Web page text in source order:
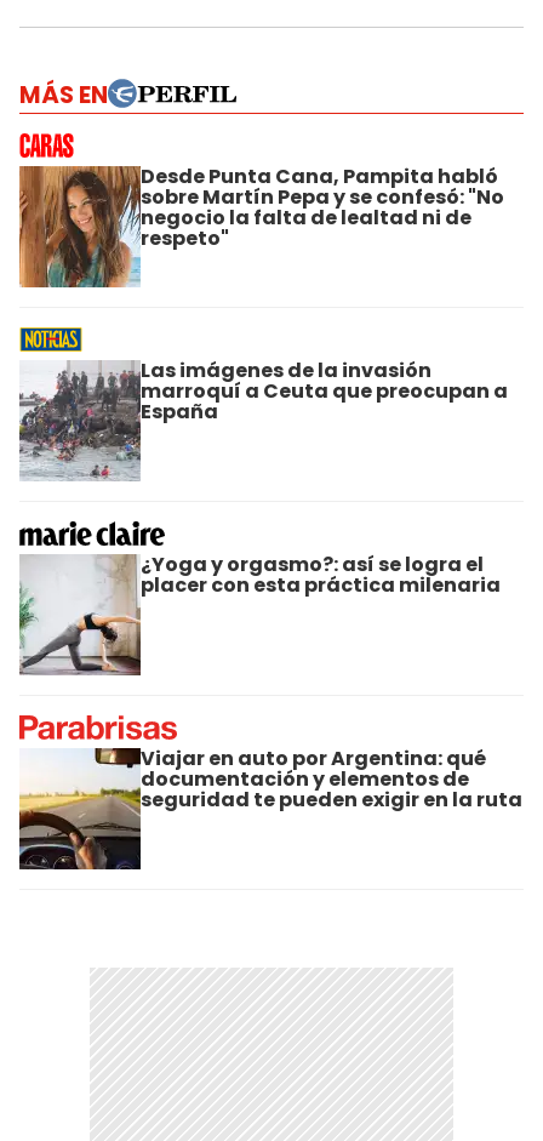
MÁS EN
Desde Punta Cana, Pampita habló
sobre Martín Pepa y se confesó: "No
negocio la falta de lealtad ni de
respeto"
Las imágenes de la invasión
marroquí a Ceuta que preocupan a
España
¿Yoga y orgasmo?: así se logra el
placer con esta práctica milenaria
Viajar en auto por Argentina: qué
documentación y elementos de
seguridad te pueden exigir en la ruta